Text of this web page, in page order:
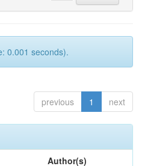
0.001 seconds).
previous 1 next
Author(s)